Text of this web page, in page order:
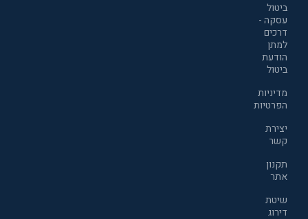
ביטול
עסקה -
דרכים
למתן
הודעת
ביטול
מדיניות
הפרטיות
יצירת
קשר
תקנון
אתר
שיטת
דירוג